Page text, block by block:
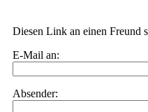
Diesen Link an einen Freund
E-Mail an:
Absender: